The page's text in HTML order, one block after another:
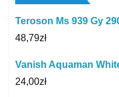
Teroson Ms 939 Gy
48,79zł
Vanish Aquaman
24,00zł